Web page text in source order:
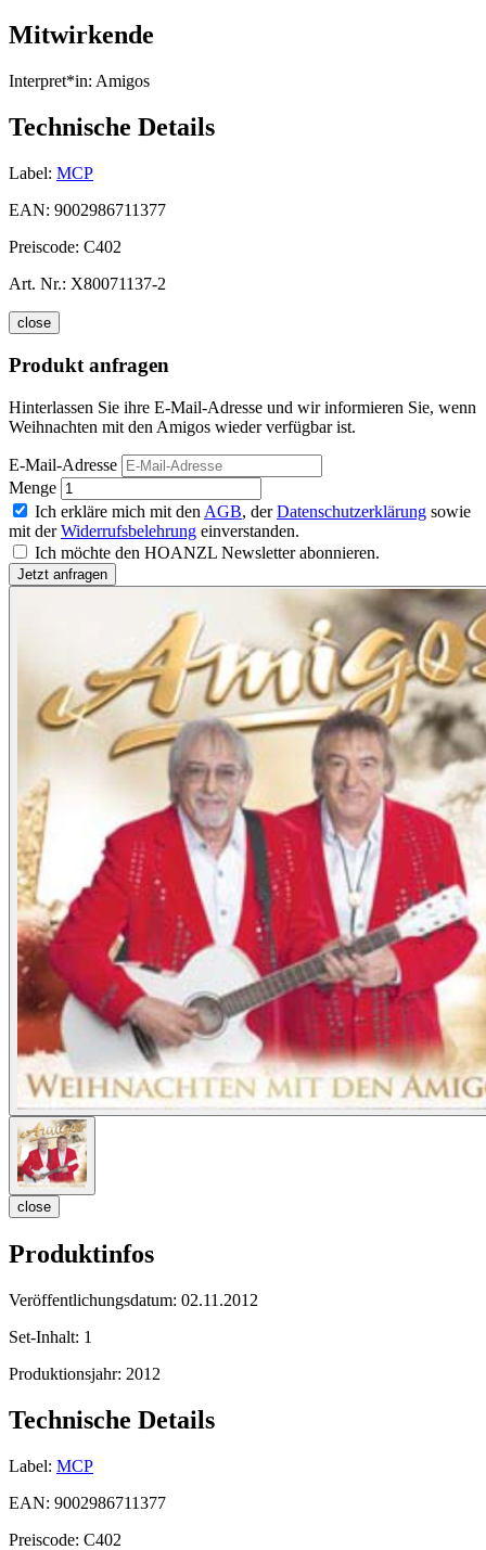
Mitwirkende
Interpret*in: Amigos
Technische Details
Label: MCP
EAN: 9002986711377
Preiscode: C402
Art. Nr.: X80071137-2
close
Produkt anfragen
Hinterlassen Sie ihre E-Mail-Adresse und wir informieren Sie, wenn
Weihnachten mit den Amigos wieder verfügbar ist.
E-Mail-Adresse
Menge
Ich erkläre mich mit den AGB, derDatenschutzerklärung sowie
mit derWiderrufsbelehrung einverstanden.
Ich möchte den HOANZL Newsletter abonnieren.
close
Produktinfos
Veröffentlichungsdatum: 02.11.2012
Set-Inhalt: 1
Produktionsjahr: 2012
Technische Details
Label: MCP
EAN: 9002986711377
Preiscode: C402